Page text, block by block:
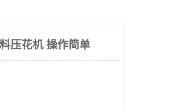
压花机 操作简单